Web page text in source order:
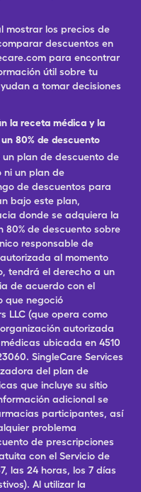
mostrar los precios de
descuentos en
para encontrar
útil sobre tu
a tomar decisiones
la receta médica y la
80% de descuento
un plan de descuento de
ni un plan de
de descuentos para
bajo este plan,
donde se adquiera la
de descuento sobre
responsable de
al momento
tendrá el derecho a un
de acuerdo con el
que negoció
LLC (que opera como
autorizada
ubicada en 4510
SingleCare Services
del plan de
que incluye su sitio
adicional se
participantes, así
problema
de prescripciones
con el Servicio de
las 24 horas, los 7 días
Al utilizar la